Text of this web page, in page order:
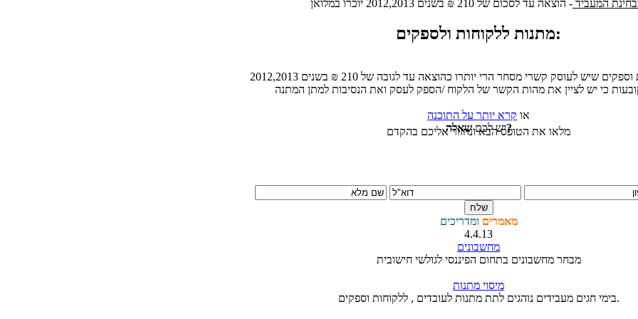
המעביד
מתנות ללקוחות ולספקים:
או קרא יותר על התוכנה
יש לכםשאלה?
מלאו את הטופס הבא ונחזור אליכם בהקדם
מאמרים ומדריכים
4.4.13
מחשבונים
מבחר מחשבונים בתחום הפיננסי לגולשי חישובית
מיסוי מתנות
בימי חגים מעבידים נוהגים לתת מתנות לעובדים , ללקוחות וספקים.